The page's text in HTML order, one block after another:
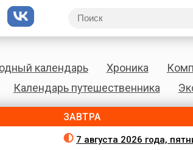
календарь Хроника
Календарь путешественника
ЗАВТРА
7 августа 2026 года,